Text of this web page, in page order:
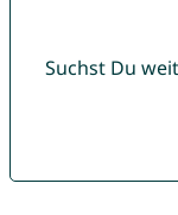
Suchst Du